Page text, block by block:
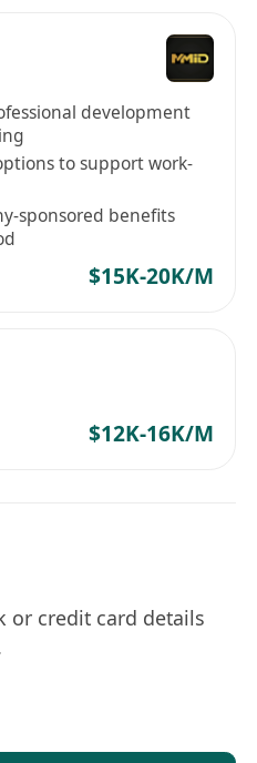
development
to support work-
sponsored benefits
$15K-20K/M
$12K-16K/M
or credit card details